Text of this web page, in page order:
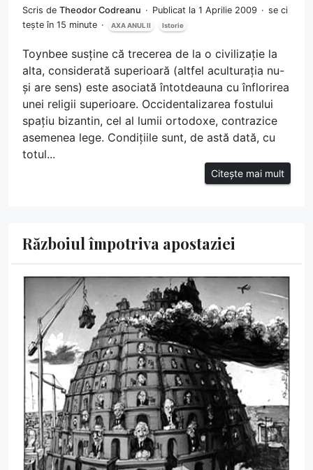
Scris de Theodor Codreanu Publicat la 1 Aprilie 2009
se ci
tește în 15 minute
AXA ANUL II Istorie
Toynbee susține că trecerea de la o civilizație la
alta, considerată superioară (altfel aculturația nu-
și are sens) este asociată întotdeauna cu înflorirea
unei religii superioare. Occidentalizarea fostului
spațiu bizantin, cel al lumii ortodoxe, contrazice
asemenea lege. Condițiile sunt, de astă dată, cu
totul...
Citește mai mult
Războiul împotriva apostaziei